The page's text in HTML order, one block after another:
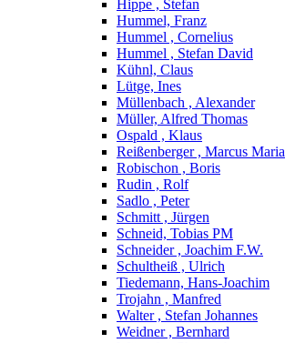
Hippe , Stefan
Hummel, Franz
Hummel , Cornelius
Hummel , Stefan David
Kühnl, Claus
Lütge, Ines
Müllenbach , Alexander
Müller, Alfred Thomas
Ospald , Klaus
Reißenberger , Marcus Maria
Robischon , Boris
Rudin , Rolf
Sadlo , Peter
Schmitt , Jürgen
Schneid, Tobias PM
Schneider , Joachim F.W.
Schultheiß , Ulrich
Tiedemann, Hans-Joachim
Trojahn , Manfred
Walter , Stefan Johannes
Weidner , Bernhard